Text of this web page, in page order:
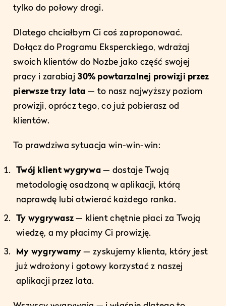
tylko do połowy drogi.
Dlatego chciałbym Ci coś zaproponować.
Dołącz do Programu Eksperckiego, wdrażaj
swoich klientów do Nozbe jako część swojej
pracy i zarabiaj 30% powtarzalnej prowizji przez
pierwsze trzy lata — to nasz najwyższy poziom
prowizji, oprócz tego, co już pobierasz od
klientów.
To prawdziwa sytuacja win-win-win:
Twój klient wygrywa— dostaje Twoją
metodologię osadzoną w aplikacji, którą
naprawdę lubi otwierać każdego ranka.
Ty wygrywasz — klient chętnie płaci za Twoją
wiedzę, a my płacimy Ci prowizję.
My wygrywamy — zyskujemy klienta, który jest
już wdrożony i gotowy korzystać z naszej
aplikacji przez lata.